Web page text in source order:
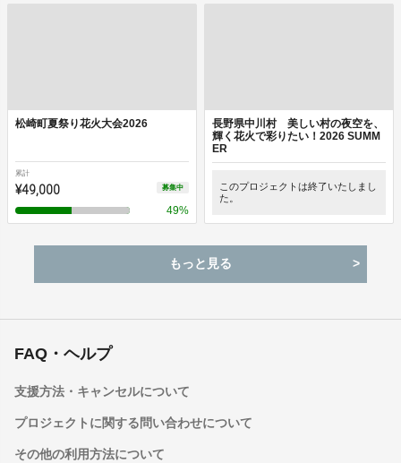
松崎町夏祭り花火大会2026
累計
¥49,000 募集中
49%
長野県中川村 美しい村の夜空を、
輝く花火で彩りたい！2026 SUMM
ER
このプロジェクトは終了いたしまし
た。
もっと見る
FAQ・ヘルプ
支援方法・キャンセルについて
プロジェクトに関する問い合わせについて
その他の利用方法について